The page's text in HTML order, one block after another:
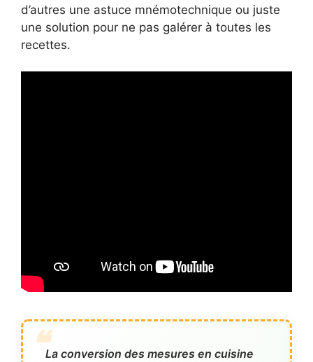
d’autres une astuce mnémotechnique ou juste
une solution pour ne pas galérer à toutes les
recettes.
La conversion des mesures en cuisine